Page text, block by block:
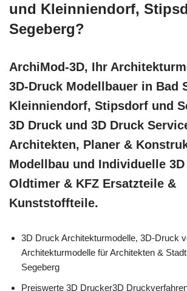
und Kleinniendorf,
Segeberg?
ArchiMod-3D, Ihr
3D-Druck Modellbauer in Bad
Kleinniendorf, Stipsdorf und
3D Druck und 3D Druck
Architekten, Planer &
Modellbau und Individuelle
Oldtimer & KFZ Ersatzteile &
Kunststoffteile.
3D Druck Architekturmodelle, 3D-Druck
Architekturmodelle für Architekten &
Segeberg
Preiswerte 3D Drucker3D